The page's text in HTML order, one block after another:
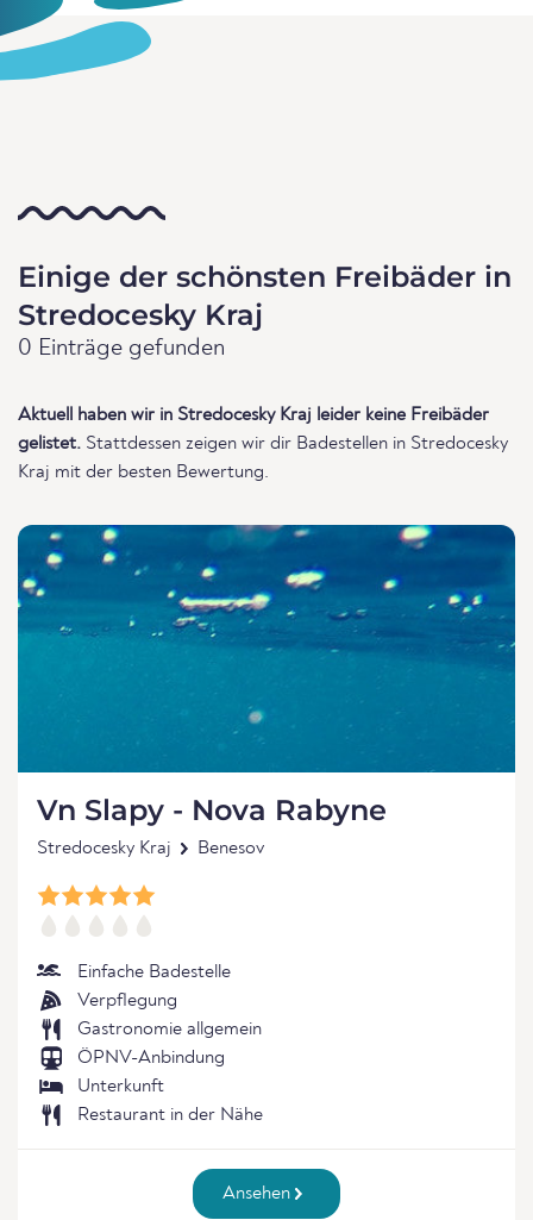
Einige der schönsten Freibäder in
Stredocesky Kraj
0 Einträge gefunden
Aktuell haben wir in Stredocesky Kraj leider keine Freibäder
gelistet. Stattdessen zeigen wir dir Badestellen in Stredocesky
Kraj mit der besten Bewertung.
Vn Slapy - Nova Rabyne
Stredocesky Kraj Benesov
Einfache Badestelle
Verpflegung
Gastronomie allgemein
ÖPNV-Anbindung
Unterkunft
Restaurant in der Nähe
Ansehen